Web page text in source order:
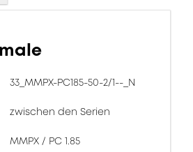
33_MMPX-PC185-50-2/1--_N
zwischen den Serien
MMPX / PC 1.85